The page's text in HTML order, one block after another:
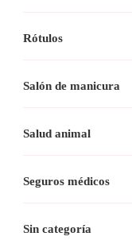
Rótulos
Salón de manicura
Salud animal
Seguros médicos
Sin categoría